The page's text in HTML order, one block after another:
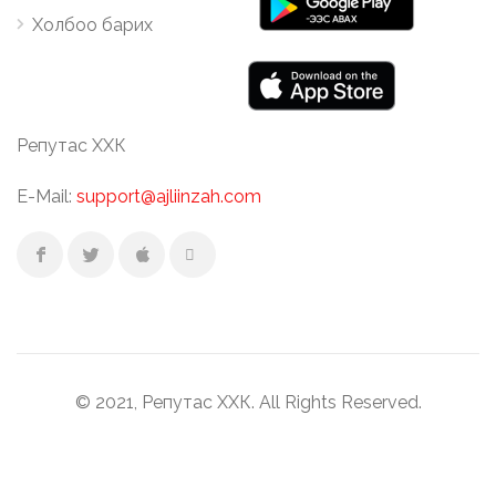
Холбоо барих
Репутас ХХК
E-Mail: support@ajliinzah.com
© 2021, Репутас ХХК. All Rights Reserved.